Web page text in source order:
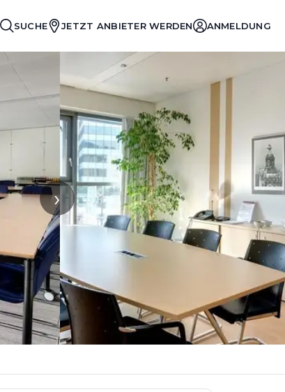
SUCHE JETZT ANBIETER WERDEN ANMELDUNG
›